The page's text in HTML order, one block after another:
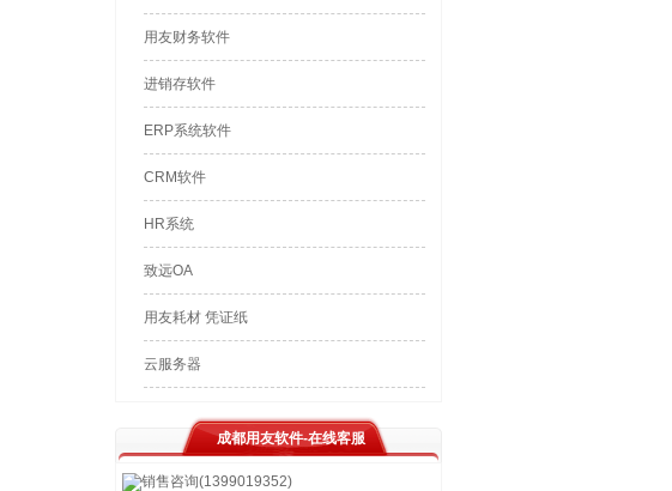
用友财务软件
进销存软件
ERP系统软件
CRM软件
HR系统
致远OA
用友耗材 凭证纸
云服务器
成都用友软件-在线客服
销售咨询(1399019352)